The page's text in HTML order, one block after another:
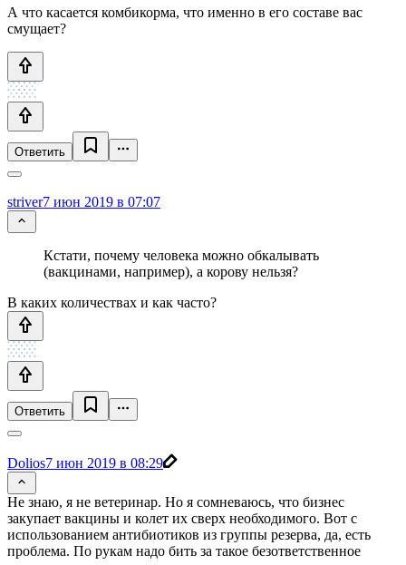
А что касается комбикорма, что именно в его составе вас
смущает?
Ответить
striver7 июн 2019 в 07:07
Кстати, почему человека можно обкалывать
(вакцинами, например), а корову нельзя?
В каких количествах и как часто?
Ответить
Dolios7 июн 2019 в 08:29
Не знаю, я не ветеринар. Но я сомневаюсь, что бизнес
закупает вакцины и колет их сверх необходимого. Вот с
использованием антибиотиков из группы резерва, да, есть
проблема. По рукам надо бить за такое безответственное